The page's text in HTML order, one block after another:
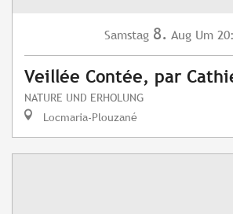
Samstag 8. Aug Um
Veillée Contée, par
NATURE UND ERHOLUNG
Locmaria-Plouzané